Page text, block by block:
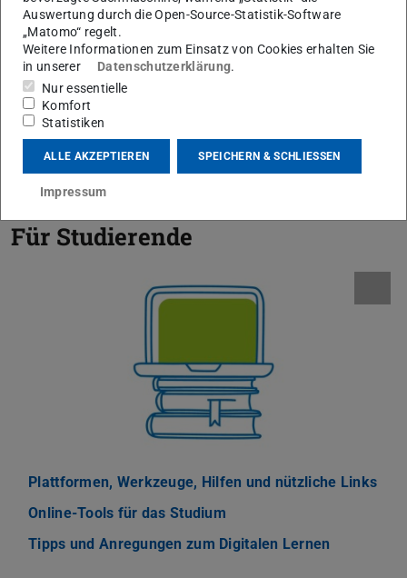
Rent a Video-Hiwi
Ausleihe von Mediengeräten
Videostudio
Videoplattform Panopto
Förderfonds für interdisziplinäre Studienprojekte
Für Studierende
Plattformen, Werkzeuge, Hilfen und nützliche Links
Online-Tools für das Studium
Tipps und Anregungen zum Digitalen Lernen
Auswertung durch die Open-Source-Statistik-Software
„Matomo“ regelt.
Weitere Informationen zum Einsatz von Cookies erhalten Sie
in unserer
Datenschutzerklärung.
Nur essentielle
Komfort
Statistiken
ALLE AKZEPTIEREN SPEICHERN & SCHLIESSEN
Impressum